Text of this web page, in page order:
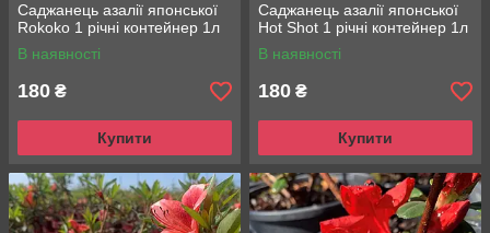
Саджанець азалії японської
Rokoko 1 річні контейнер 1л
В наявності
180 ₴
Купити
Саджанець азалії японської
Hot Shot 1 річні контейнер 1л
В наявності
180 ₴
Купити